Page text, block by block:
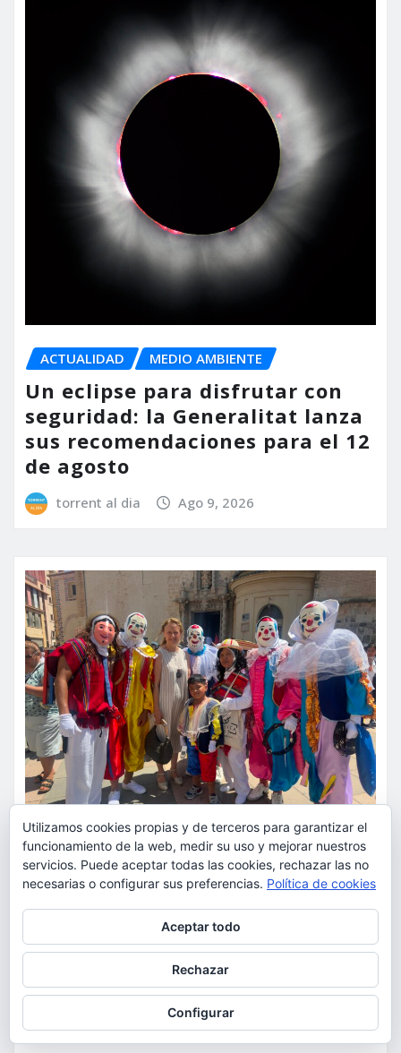
ACTUALIDAD MEDIO AMBIENTE
Un eclipse para disfrutar con
seguridad: la Generalitat lanza
sus recomendaciones para el 12
de agosto
torrent al dia Ago 9, 2026
ACTUALIDAD CULTURA FIESTAS
La comunidad ecuatoriana de
Torrent celebra la festividad de
la Virgen del Cisne
torrent al dia Ago 9, 2026
Utilizamos cookies propias y de terceros para garantizar el
funcionamiento de la web, medir su uso y mejorar nuestros
servicios. Puede aceptar todas las cookies, rechazar las no
necesarias o configurar sus preferencias. Política de cookies
Aceptar todo
Rechazar
Configurar
Para obtener más información, incluido cómo gestionar las cookies,